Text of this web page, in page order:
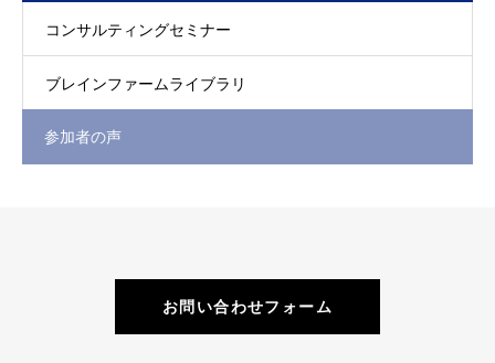
コンサルティングセミナー
ブレインファームライブラリ
参加者の声
お問い合わせフォーム